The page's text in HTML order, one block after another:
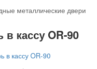
кассу OR-90